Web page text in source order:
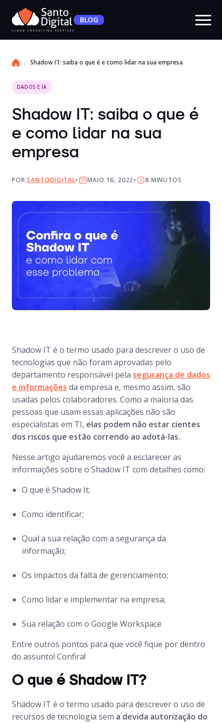
BLOG
Shadow IT: saiba o que é e como lidar na sua empresa
DADOS E IA
Shadow IT: saiba o que é
e como lidar na sua
empresa
POR:SANTODIGITAL MAIO 16, 2022 8 MINUTOS
Shadow IT é o termo usado para descrever o uso de
tecnologias que não foram aprovadas pelo
departamento responsável pela segurança de dados
e informações da empresa e, mesmo assim, são
usadas pelos colaboradores. Como a maioria das
pessoas que usam essas aplicações não são
especialistas em TI, elas podem não estar cientes
dos riscos que estão correndo ao adotá-las.
Nesse artigo ajudaremos você a esclarecer as
informações sobre o Shadow IT com detalhes como:
O que é Shadow It;
Como identificar;
Qual a sua relação com a segurança da
informação;
Os impactos da falta de gerenciamento;
Como lidar e implementar na empresa;
Sua relação com o Google Workspace
Entre outros pontos para que você fique por dentro
do assunto! Confira!
O que é Shadow IT?
Shadow IT é o termo usado para descrever o uso de
recursos de tecnologia sem a devida autorização do